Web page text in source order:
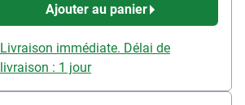
Ajouter au panier
Livraison immédiate. Délai de
livraison : 1 jour